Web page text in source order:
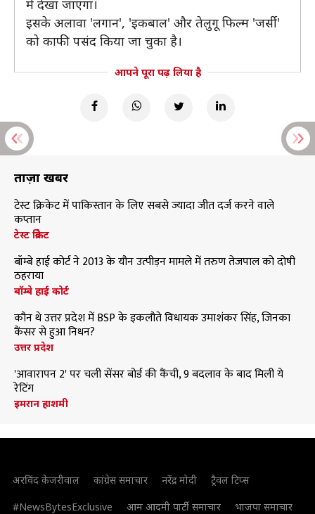
में देखा जाएगा।
इसके अलावा 'लगान', 'इकबाल' और तेलुगू फिल्म 'जर्सी'
को काफी पसंद किया जा चुका है।
आपने पूरा पढ़ लिया है
ताज़ा खबरें
टेस्ट क्रिकेट में पाकिस्तान के लिए सबसे ज्यादा जीत दर्ज करने वाले
कप्तान
टेस्ट क्रिकेट
बॉम्बे हाई कोर्ट ने 2013 के यौन उत्पीड़न मामले में तरुण तेजपाल को दोषी
ठहराया
बॉम्बे हाई कोर्ट
कौन थे उत्तर प्रदेश में BSP के इकलौते विधायक उमाशंकर सिंह, जिनका
कैंसर से हुआ निधन?
उत्तर प्रदेश
'आवारापन 2' पर चली सेंसर बोर्ड की कैंची, 9 बदलाव के बाद मिली ये
रेटिंग
इमरान हाशमी
अरविंद केजरीवाल कांग्रेस समाचार नरेंद्र मोदी
ट्रैवल टिप्स
#NewsBytesExclusive
आम आदमी पार्टी समाचार
भाजपा समाचार